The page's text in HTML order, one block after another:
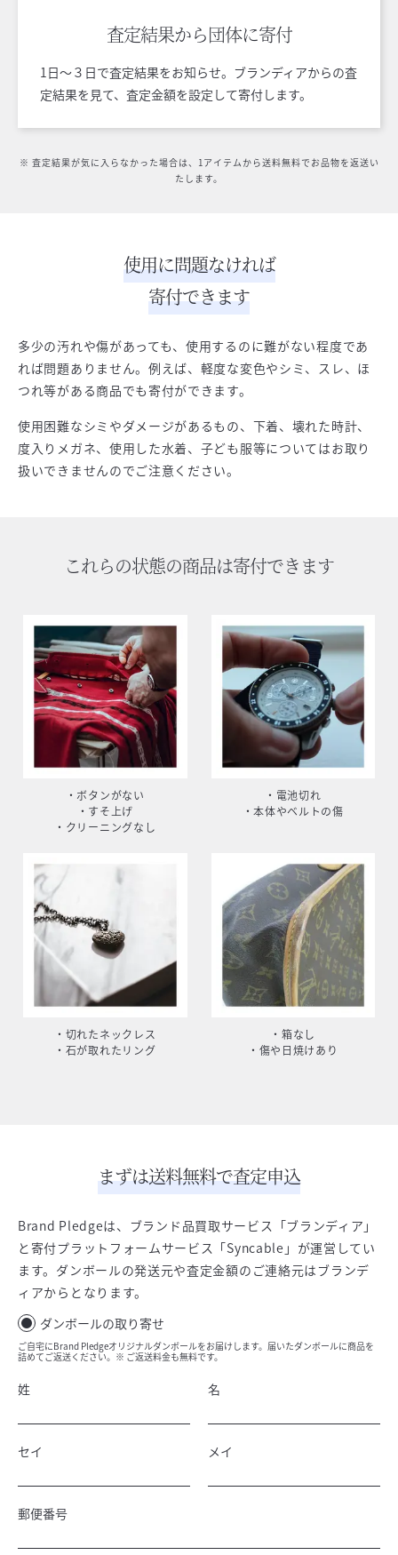
査定結果から団体に寄付
1日〜３日で査定結果をお知らせ。ブランディアからの査
定結果を見て、査定金額を設定して寄付します。
※ 査定結果が気に入らなかった場合は、1アイテムから送料無料でお品物を返送い
たします。
使用に問題なければ
寄付できます
多少の汚れや傷があっても、使用するのに難がない程度であ
れば問題ありません。例えば、軽度な変色やシミ、スレ、ほ
つれ等がある商品でも寄付ができます。
使用困難なシミやダメージがあるもの、下着、壊れた時計、
度入りメガネ、使用した水着、子ども服等についてはお取り
扱いできませんのでご注意ください。
これらの状態の商品は寄付できます
・ボタンがない
・すそ上げ
・クリーニングなし
・電池切れ
・本体やベルトの傷
・切れたネックレス
・石が取れたリング
・箱なし
・傷や日焼けあり
まずは送料無料で査定申込
Brand Pledgeは、ブランド品買取サービス「ブランディア」
と寄付プラットフォームサービス「Syncable」が運営してい
ます。ダンボールの発送元や査定金額のご連絡元はブランデ
ィアからとなります。
ダンボールの取り寄せ
ご自宅にBrand Pledgeオリジナルダンボールをお届けします。届いたダンボールに商品を
詰めてご返送ください。※ ご返送料金も無料です。
姓 名
セイ メイ
郵便番号